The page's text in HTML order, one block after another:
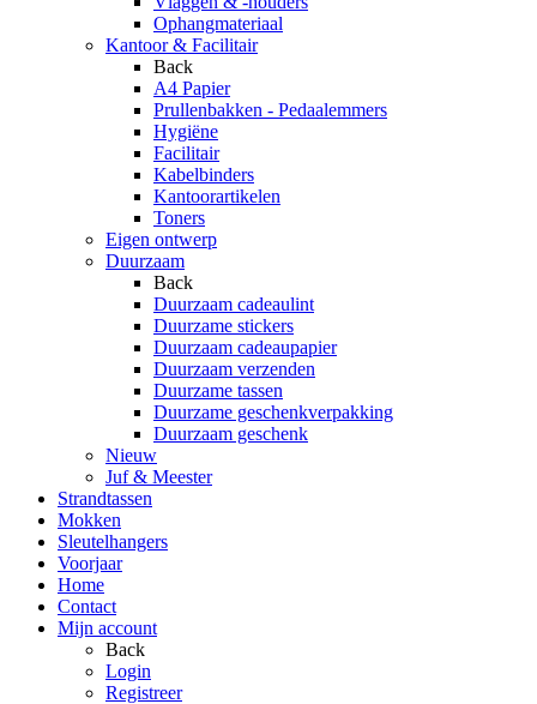
Ophangmateriaal
Kantoor & Facilitair
Back
A4 Papier
Prullenbakken - Pedaalemmers
Hygiëne
Facilitair
Kabelbinders
Kantoorartikelen
Toners
Eigen ontwerp
Duurzaam
Back
Duurzaam cadeaulint
Duurzame stickers
Duurzaam cadeaupapier
Duurzaam verzenden
Duurzame tassen
Duurzame geschenkverpakking
Duurzaam geschenk
Nieuw
Juf & Meester
Strandtassen
Mokken
Sleutelhangers
Voorjaar
Home
Contact
Mijn account
Back
Login
Registreer